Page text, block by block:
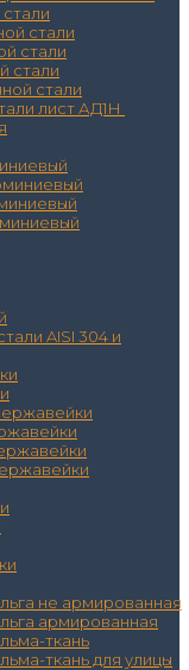
стали
стали
стали
стали
лист АД1Н
AISI 304 и
не армированная
армированная
ткань
ткань для улицы